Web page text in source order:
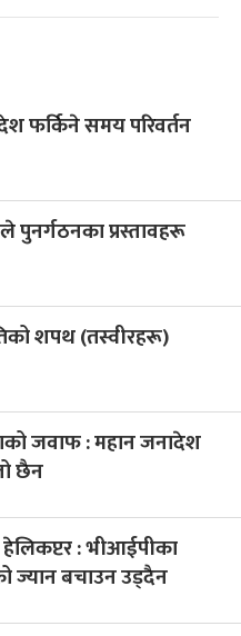
फर्किने समय परिवर्तन
पुनर्गठनका प्रस्तावहरू
शपथ (तस्वीरहरू)
जवाफ : महान जनादेश
छैन
: भीआईपीका
ज्यान बचाउन उड्दैन